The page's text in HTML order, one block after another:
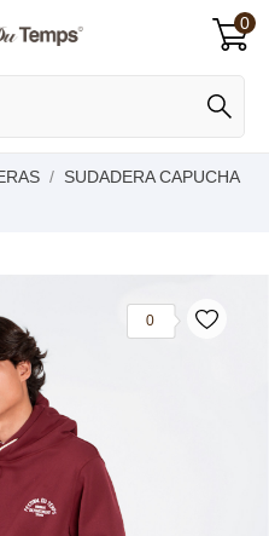
0
SUDADERA CAPUCHA
0